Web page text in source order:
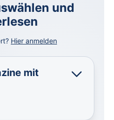
und
Hier anmelden
mit